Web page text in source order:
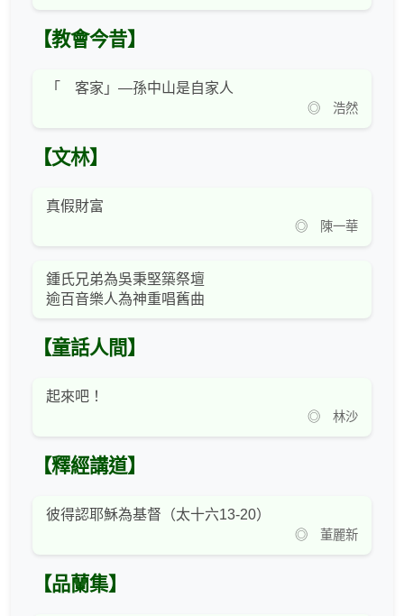
【教會今昔】
「 客家」—孫中山是自家人
◎ 浩然
【文林】
真假財富
◎ 陳一華
鍾氏兄弟為吳秉堅築祭壇
逾百音樂人為神重唱舊曲
【童話人間】
起來吧！
◎ 林沙
【釋經講道】
彼得認耶穌為基督（太十六13-20）
◎ 董麗新
【品蘭集】